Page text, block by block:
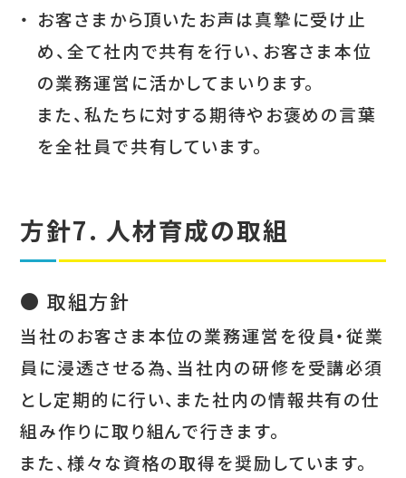
・ お客さまから頂いたお声は真摯に受け止
め、全て社内で共有を行い、お客さま本位
の業務運営に活かしてまいります。
また、私たちに対する期待やお褒めの言葉
を全社員で共有しています。
方針7. 人材育成の取組
● 取組方針
当社のお客さま本位の業務運営を役員・従業
員に浸透させる為、当社内の研修を受講必須
とし定期的に行い、また社内の情報共有の仕
組み作りに取り組んで行きます。
また、様々な資格の取得を奨励しています。